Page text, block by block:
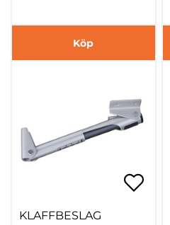
Köp
KLAFFBESLAG